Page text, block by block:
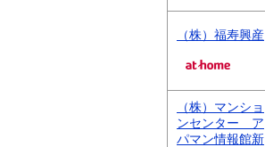
（株）福寿興産
（株）マンショ
ンセンター ア
パマン情報館新